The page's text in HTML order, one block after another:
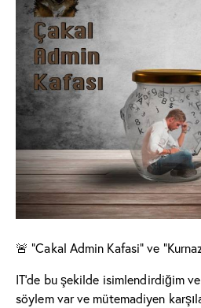
🚨 “Cakal Admin Kafasi” ve
IT’de bu şekilde isimlendirdiğim
söylem var ve mütemadiyen